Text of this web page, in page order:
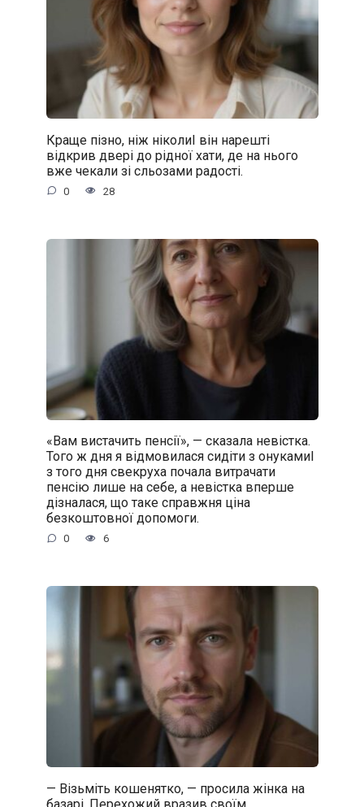
Краще пізно, ніж ніколиІ він нарешті
відкрив двері до рідної хати, де на нього
вже чекали зі сльозами радості.
0 28
«Вам вистачить пенсії», — сказала невістка.
Того ж дня я відмовилася сидіти з онукамиІ
з того дня свекруха почала витрачати
пенсію лише на себе, а невістка вперше
дізналася, що таке справжня ціна
безкоштовної допомоги.
0 6
— Візьміть кошенятко, — просила жінка на
базарі. Перехожий вразив своїм